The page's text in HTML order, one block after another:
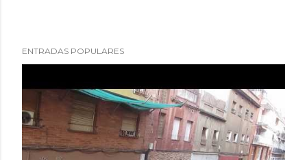
ENTRADAS POPULARES